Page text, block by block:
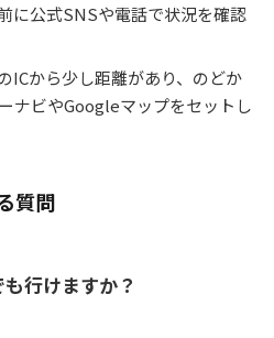
に公式SNSや電話で状況を確認
ICから少し距離があり、のどか
ナビやGoogleマップをセットし
質問
行けますか？